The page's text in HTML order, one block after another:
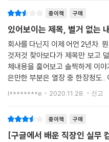
29 반복 작업을 일괄적으로 처리하
_ 찾기 및 바꾸기 · 142
_ 데이터 필터링 및 정렬하기 ·
_ 셀 내부의 줄 바꿈 일괄 삭제하
_ 빈 셀과 빈 행만 일괄 삭제하기
30 가장 보기 쉬운 그래프를 만드
_ 간단히 데이터 특성 표시하기 ·
[CHAPTER 7 지금 바로 써먹는
● 업무를 좀 더 효율적으로 개선하
● 최적의 업무 상태로 컴퓨터 환경
● 구글러는 어떻게 일하는지 궁금
종이책 구매
있어보이는 제목, 별거 없는
회사를 다닌지 이제 어언 2년차.
것저것 찾아보다가 제목만 보고
체내용을 훑어보고 솔찍하게 이
은만한 부분은 열장 중 한장정도..
포장했지만... 다시한번 거창한 제목에는 별 내용이 없다는걸 다시 배웠다.
l********e 2020.11.28. 신고
종이책 구매
[구글에서 배운 직장인 실무